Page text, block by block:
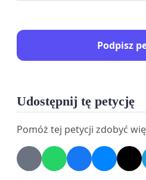
świadoma ekologicznie i
przyczyni się do
Liczymy na Państwa
naszej petycji.
Podpisz
Udostępnij tę petycję
Pomóż tej petycji zdobyć